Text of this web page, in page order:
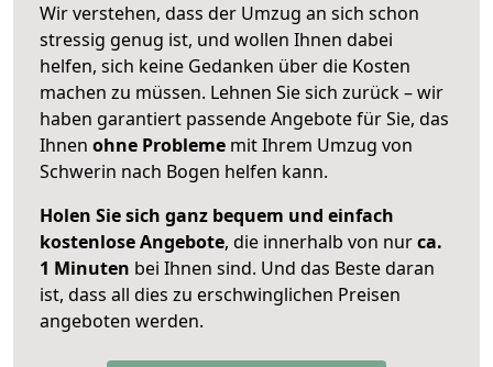
Wir verstehen, dass der Umzug an sich schon
stressig genug ist, und wollen Ihnen dabei
helfen, sich keine Gedanken über die Kosten
machen zu müssen. Lehnen Sie sich zurück – wir
haben garantiert passende Angebote für Sie, das
Ihnen ohne Probleme mit Ihrem Umzug von
Schwerin nach Bogen helfen kann.
Holen Sie sich ganz bequem und einfach
kostenlose Angebote, die innerhalb von nurca.
1 Minuten bei Ihnen sind. Und das Beste daran
ist, dass all dies zu erschwinglichen Preisen
angeboten werden.